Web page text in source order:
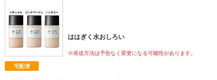
ははぎく水おしろい
※発送方法は予告なく変更になる可能性があります。
宅配便